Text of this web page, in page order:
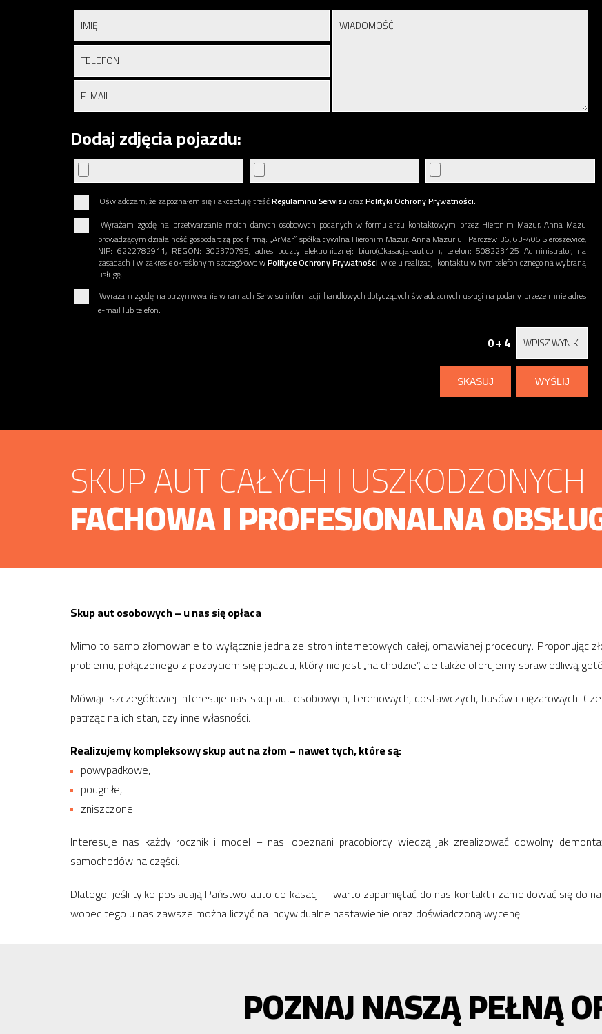
Dodaj zdjęcia pojazdu:
Oświadczam, że zapoznałem się i akceptuję treśćRegulaminu SerwisuorazPolityki Ochrony Prywatności.
Wyrażam zgodę na przetwarzanie moich danych osobowych podanych w formularzu kontaktowym przez Hieronim Mazur, Anna Mazu
prowadzącym działalność gospodarczą pod firmą: „ArMar” spółka cywilna Hieronim Mazur, Anna Mazur ul. Parczew 36, 63-405 Sieroszewice,
NIP: 6222782911, REGON: 302370795, adres poczty elektronicznej: biuro@kasacja-aut.com, telefon: 508223125 Administrator, na
zasadach i w zakresie określonym szczegółowo wPolityce Ochrony Prywatności w celu realizacji kontaktu w tym telefonicznego na wybraną
usługę.
Wyrażam zgodę na otrzymywanie w ramach Serwisu informacji handlowych dotyczących świadczonych usługi na podany przeze mnie adres
e-mail lub telefon.
0 + 4
SKUP AUT CAŁYCH I USZKODZONYCH
FACHOWA I PROFESJONALNA
Skup aut osobowych – u nas się opłaca
Mimo to samo złomowanie to wyłącznie jedna ze stron internetowych całej, omawianej procedury. Proponując
problemu, połączonego z pozbyciem się pojazdu, który nie jest „na chodzie”, ale także oferujemy sprawiedliwą
Mówiąc szczegółowiej interesuje nas skup aut osobowych, terenowych, dostawczych, busów i ciężarowych.
patrząc na ich stan, czy inne własności.
Realizujemy kompleksowy skup aut na złom – nawet tych, które są:
powypadkowe,
podgniłe,
zniszczone.
Interesuje nas każdy rocznik i model – nasi obeznani pracobiorcy wiedzą jak zrealizować dowolny
samochodów na części.
Dlatego, jeśli tylko posiadają Państwo auto do kasacji – warto zapamiętać do nas kontakt i zameldować się do
wobec tego u nas zawsze można liczyć na indywidualne nastawienie oraz doświadczoną wycenę.
POZNAJ NASZĄ PEŁNĄ